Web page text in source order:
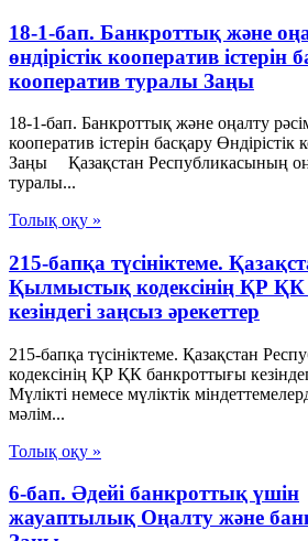
18-1-бап. Банкроттық және
өндірістік кооператив iстерiн
кооператив туралы Заңы
18-1-бап. Банкроттық және оңалту
кооператив iстерiн басқару Өндiрiстiк
Заңы Қазақстан Республикасының
туралы...
Толық оқу »
215-бапқа түсініктеме.
Қылмыстық кодексінің ҚР
кезіндегі заңсыз әрекеттер
215-бапқа түсініктеме. Қазақстан
кодексінің ҚР ҚК банкроттығы
Мүлікті немесе мүліктік
мәлім...
Толық оқу »
6-бап. Әдейі банкроттық үшін
жауаптылық Оңалту және